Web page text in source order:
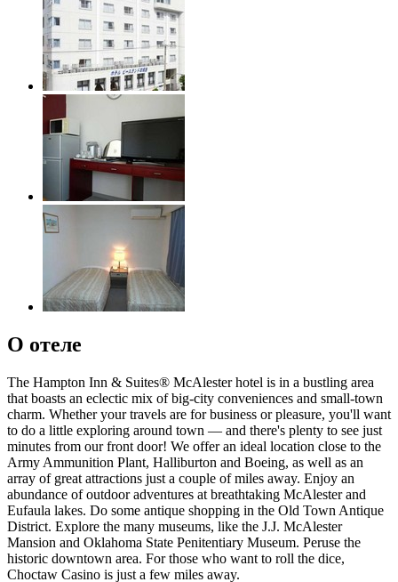
О отеле
The Hampton Inn & Suites® McAlester hotel is in a bustling area
that boasts an eclectic mix of big-city conveniences and small-town
charm. Whether your travels are for business or pleasure, you'll want
to do a little exploring around town — and there's plenty to see just
minutes from our front door! We offer an ideal location close to the
Army Ammunition Plant, Halliburton and Boeing, as well as an
array of great attractions just a couple of miles away. Enjoy an
abundance of outdoor adventures at breathtaking McAlester and
Eufaula lakes. Do some antique shopping in the Old Town Antique
District. Explore the many museums, like the J.J. McAlester
Mansion and Oklahoma State Penitentiary Museum. Peruse the
historic downtown area. For those who want to roll the dice,
Choctaw Casino is just a few miles away.